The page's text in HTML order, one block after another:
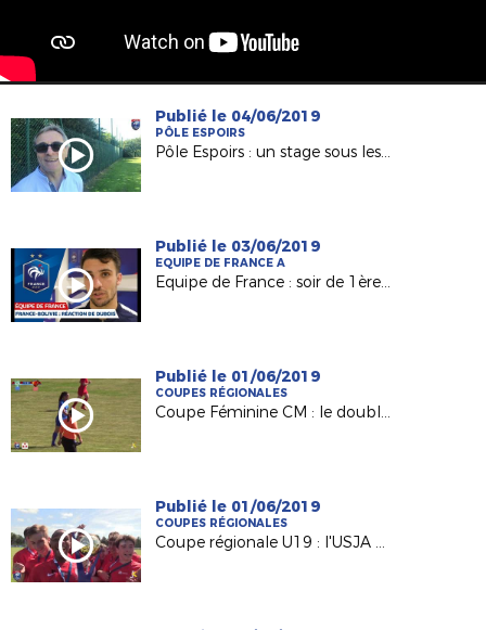
Publié le 04/06/2019
PÔLE ESPOIRS
Pôle Espoirs : un stage sous les yeux de Raynald Denoueix
Publié le 03/06/2019
EQUIPE DE FRANCE A
Equipe de France : soir de 1ère pour Léo Dubois !
Publié le 01/06/2019
COUPES RÉGIONALES
Coupe Féminine CM : le doublé d'Orvault !
Publié le 01/06/2019
COUPES RÉGIONALES
Coupe régionale U19 : l'USJA Carquefou s'adjuge la finale !